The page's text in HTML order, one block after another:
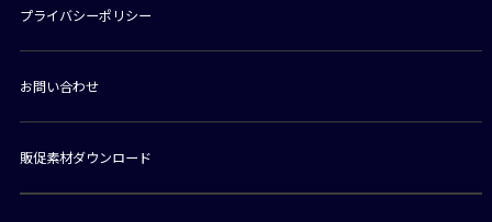
プライバシーポリシー
お問い合わせ
販促素材ダウンロード